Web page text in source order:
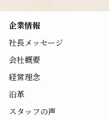
企業情報
社長メッセージ
会社概要
経営理念
沿革
スタッフの声